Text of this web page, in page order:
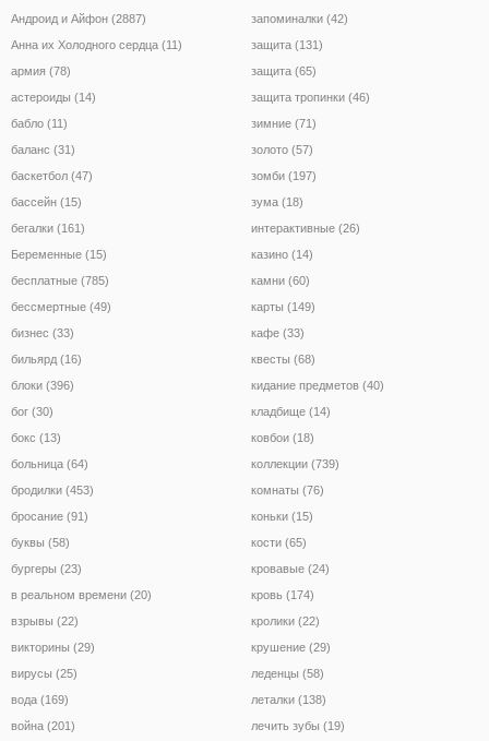
Андроид и Айфон (2887)
Анна их Холодного сердца (11)
армия (78)
астероиды (14)
бабло (11)
баланс (31)
баскетбол (47)
бассейн (15)
бегалки (161)
Беременные (15)
бесплатные (785)
бессмертные (49)
бизнес (33)
бильярд (16)
блоки (396)
бог (30)
бокс (13)
больница (64)
бродилки (453)
бросание (91)
буквы (58)
бургеры (23)
в реальном времени (20)
взрывы (22)
викторины (29)
вирусы (25)
вода (169)
война (201)
запоминалки (42)
защита (131)
защита (65)
защита тропинки (46)
зимние (71)
золото (57)
зомби (197)
зума (18)
интерактивные (26)
казино (14)
камни (60)
карты (149)
кафе (33)
квесты (68)
кидание предметов (40)
кладбище (14)
ковбои (18)
коллекции (739)
комнаты (76)
коньки (15)
кости (65)
кровавые (24)
кровь (174)
кролики (22)
крушение (29)
леденцы (58)
леталки (138)
лечить зубы (19)